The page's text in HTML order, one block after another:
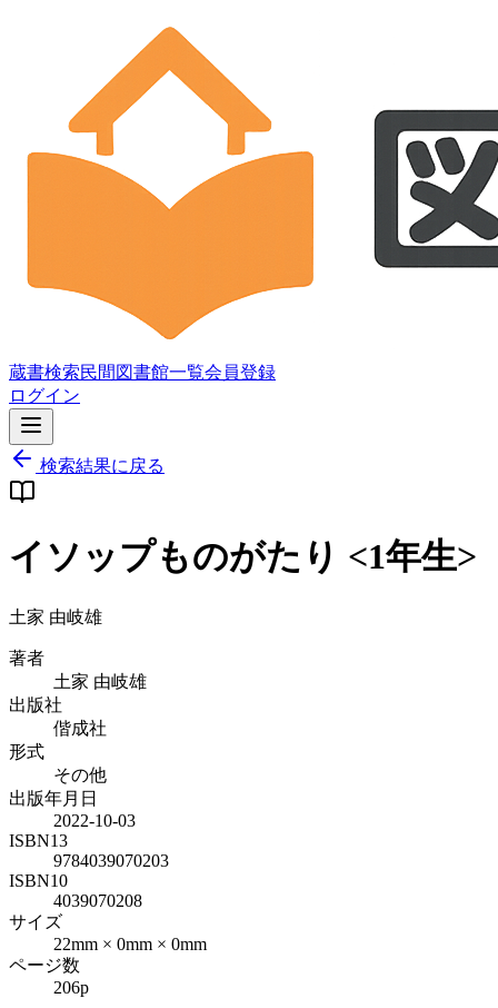
蔵書検索民間図書館一覧会員登録
ログイン
検索結果に戻る
イソップものがたり <1年生>
土家 由岐雄
著者
土家 由岐雄
出版社
偕成社
形式
その他
出版年月日
2022-10-03
ISBN13
9784039070203
ISBN10
4039070208
サイズ
22mm × 0mm × 0mm
ページ数
206p